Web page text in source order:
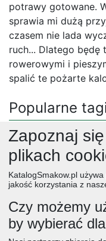
potrawy gotowane.
sprawia mi dużą
czasem nie lada
ruch... Dlatego będę
rowerowymi i
spalić te pożarte
Popularne
peggi w kuchni(61)
przekaski(6986) dieta
ciastka(3393) dieta
cebula
(4705) mięso
desery(12565)
Zapoznaj
plikach
KatalogSmakow.pl
jakość korzystania z
Czy możemy
by wybierać